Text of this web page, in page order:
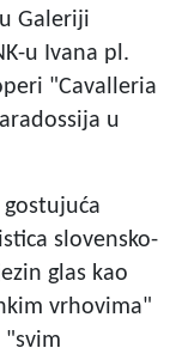
Galeriji
u Ivana pl.
"Cavalleria
u
slovensko-
glas kao
vrhovima"
"svim